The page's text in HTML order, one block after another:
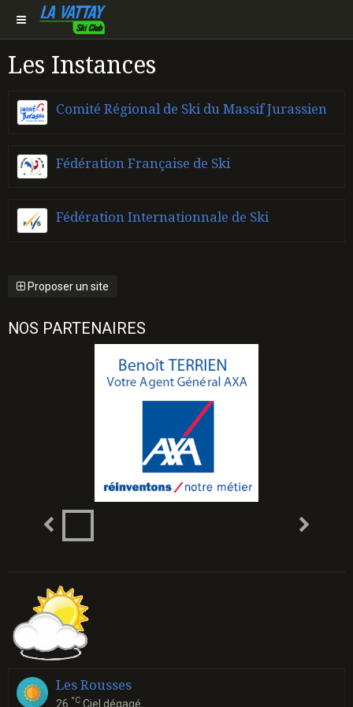
Les Instances
Comité Régional de Ski du Massif Jurassien
Fédération Française de Ski
Fédération Internationnale de Ski
Proposer un site
NOS PARTENAIRES
Les Rousses
26 °C Ciel dégagé